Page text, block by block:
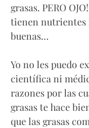
grasas. PERO
tienen nutrientes
buenas…
Yo no les puedo
científica ni
razones por las
grasas te hace
que las grasas